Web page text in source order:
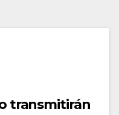
transmitirán